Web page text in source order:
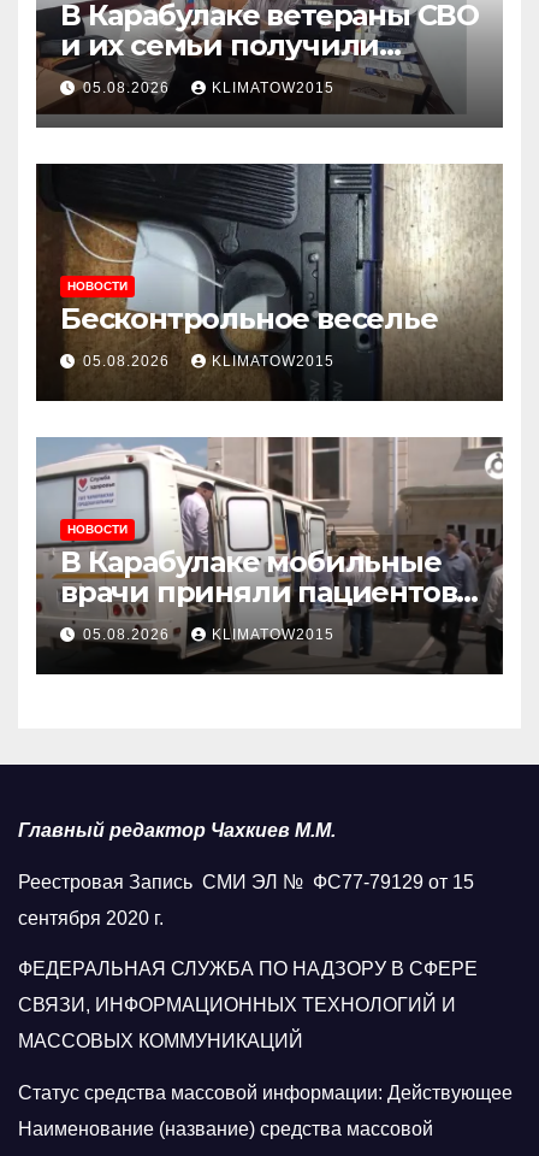
В Карабулаке ветераны СВО
и их семьи получили
консультации в ходе
приема граждан
05.08.2026 KLIMATOW2015
НОВОСТИ
Бесконтрольное веселье
05.08.2026 KLIMATOW2015
НОВОСТИ
В Карабулаке мобильные
врачи приняли пациентов
у стен мечети
05.08.2026 KLIMATOW2015
Главный редактор Чахкиев М.М.
Реестровая Запись СМИ ЭЛ № ФС77-79129 от 15
сентября 2020 г.
ФЕДЕРАЛЬНАЯ СЛУЖБА ПО НАДЗОРУ В СФЕРЕ
СВЯЗИ, ИНФОРМАЦИОННЫХ ТЕХНОЛОГИЙ И
МАССОВЫХ КОММУНИКАЦИЙ
Статус средства массовой информации: Действующее
Наименование (название) средства массовой